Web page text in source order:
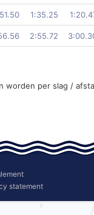
1:35.25
2:55.72
worden per slag /
statement